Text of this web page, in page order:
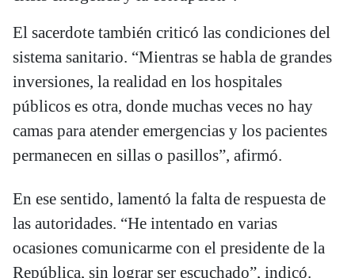
El sacerdote también criticó las condiciones del
sistema sanitario. “Mientras se habla de grandes
inversiones, la realidad en los hospitales
públicos es otra, donde muchas veces no hay
camas para atender emergencias y los pacientes
permanecen en sillas o pasillos”, afirmó.
En ese sentido, lamentó la falta de respuesta de
las autoridades. “He intentado en varias
ocasiones comunicarme con el presidente de la
República, sin lograr ser escuchado”, indicó.